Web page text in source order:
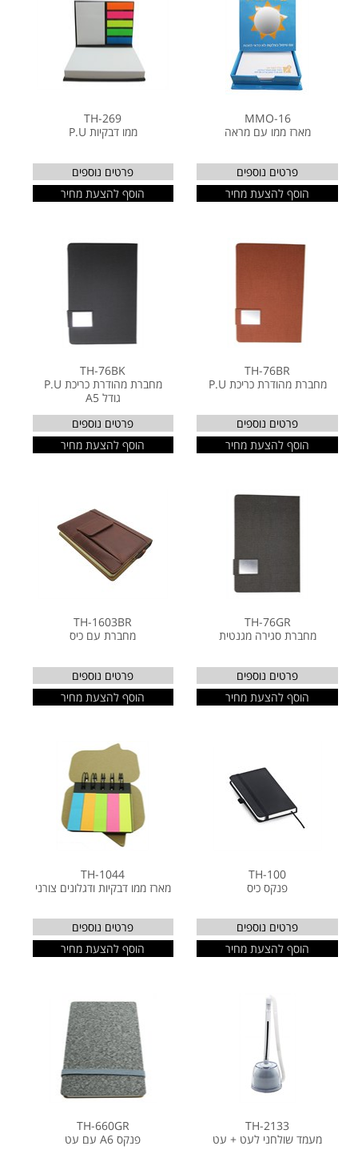
MMO-16
מארז ממו עם מראה
פרטים נוספים
הוסף להצעת מחיר
TH-269
ממו דבקיות P.U
פרטים נוספים
הוסף להצעת מחיר
TH-76BR
מחברת מהודרת כריכת P.U
פרטים נוספים
הוסף להצעת מחיר
TH-76BK
מחברת מהודרת כריכת P.U
גודל A5
פרטים נוספים
הוסף להצעת מחיר
TH-76GR
מחברת סגירה מגנטית
פרטים נוספים
הוסף להצעת מחיר
TH-1603BR
מחברת עם כיס
פרטים נוספים
הוסף להצעת מחיר
TH-100
פנקס כיס
פרטים נוספים
הוסף להצעת מחיר
TH-1044
מארז ממו דבקיות ודגלונים צורני
פרטים נוספים
הוסף להצעת מחיר
TH-2133
מעמד שולחני לעט + עט
TH-660GR
פנקס A6 עם עט